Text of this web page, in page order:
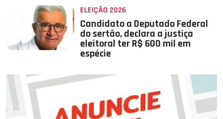
ELEIÇÃO 2026
Candidato a Deputado Federal
do sertão, declara a justiça
eleitoral ter R$ 600 mil em
espécie